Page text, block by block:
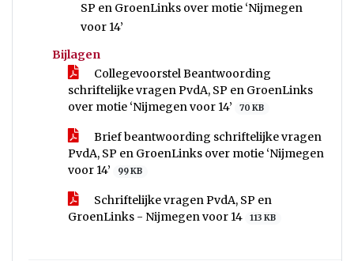
SP en GroenLinks over motie ‘Nijmegen
voor 14’
Bijlagen
Collegevoorstel Beantwoording
schriftelijke vragen PvdA, SP en GroenLinks
over motie ‘Nijmegen voor 14’
70 KB
Brief beantwoording schriftelijke vragen
PvdA, SP en GroenLinks over motie ‘Nijmegen
voor 14’
99 KB
Schriftelijke vragen PvdA, SP en
GroenLinks - Nijmegen voor 14
113 KB